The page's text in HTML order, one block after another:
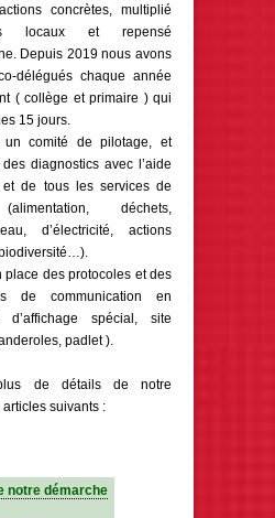
concrètes, multiplié
locaux et repensé
Depuis 2019 nous avons
délégués chaque année
( collège et primaire ) qui
15 jours.
un comité de pilotage, et
diagnostics avec l’aide
et de tous les services de
déchets,
d’électricité, actions
place des protocoles et des
de communication en
d’affichage spécial, site
padlet ).
de détails de notre
suivants :
notre démarche